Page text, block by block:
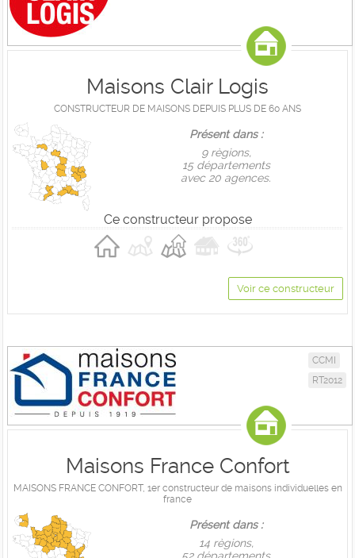
Maisons Clair Logis
CONSTRUCTEUR DE MAISONS DEPUIS PLUS DE 60 ANS
Présent dans :
9 règions,
15 départements
avec 20 agences.
Ce constructeur propose
Voir ce constructeur
CCMI
RT2012
Maisons France Confort
MAISONS FRANCE CONFORT, 1er constructeur de maisons individuelles en
france
Présent dans :
14 règions,